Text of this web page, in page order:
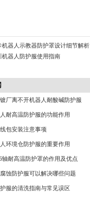
机器人示教器防护罩设计细节解析
机器人防护服使用指南
厂离不开机器人耐酸碱防护服
耐高温防护服的功能作用
包安装注意事项
环境仓防护服的重要作用
轴耐高温防护罩的作用及优点
蚀防护服可以解决哪些问题
服的清洗指南与常见误区